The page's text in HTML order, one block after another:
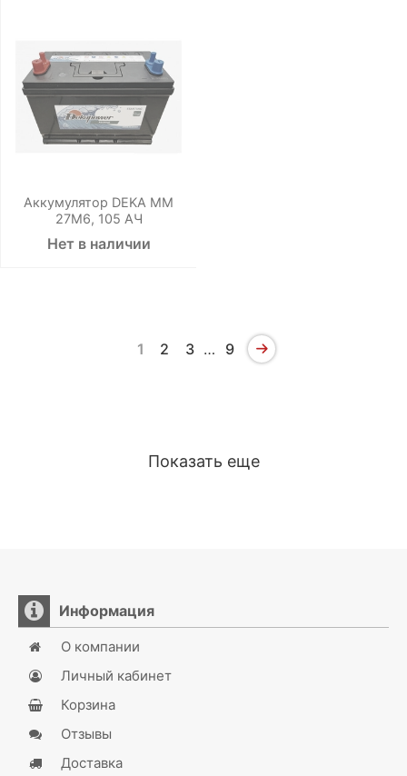
Аккумулятор DEKA ММ
27М6, 105 АЧ
Нет в наличии
1 2 3 … 9
Показать еще
Информация
О компании
Личный кабинет
Корзина
Отзывы
Доставка